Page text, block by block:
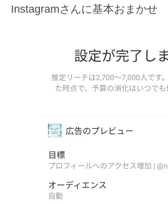
Instagramさんに基本おまかせ